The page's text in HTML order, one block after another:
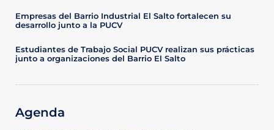
Empresas del Barrio Industrial El Salto fortalecen su
desarrollo junto a la PUCV
Estudiantes de Trabajo Social PUCV realizan sus prácticas
junto a organizaciones del Barrio El Salto
Agenda